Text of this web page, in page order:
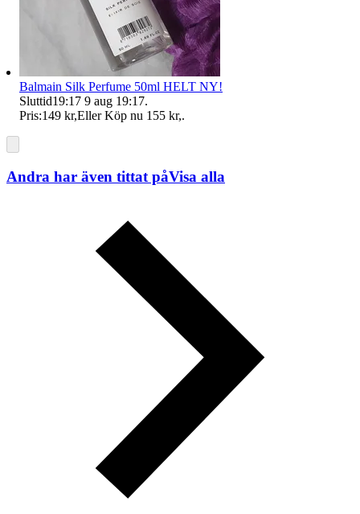
Balmain Silk Perfume 50ml HELT NY!
Sluttid19:17 9 aug 19:17.
Pris:149 kr,Eller Köp nu 155 kr,.
Andra har även tittat påVisa alla